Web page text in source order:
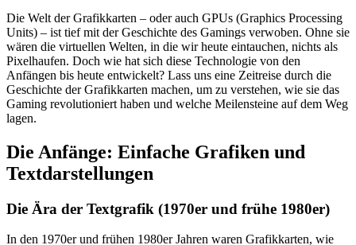
Die Welt der Grafikkarten – oder auch GPUs (Graphics Processing
Units) – ist tief mit der Geschichte des Gamings verwoben. Ohne sie
wären die virtuellen Welten, in die wir heute eintauchen, nichts als
Pixelhaufen. Doch wie hat sich diese Technologie von den
Anfängen bis heute entwickelt? Lass uns eine Zeitreise durch die
Geschichte der Grafikkarten machen, um zu verstehen, wie sie das
Gaming revolutioniert haben und welche Meilensteine auf dem Weg
lagen.
Die Anfänge: Einfache Grafiken und
Textdarstellungen
Die Ära der Textgrafik (1970er und frühe 1980er)
In den 1970er und frühen 1980er Jahren waren Grafikkarten, wie